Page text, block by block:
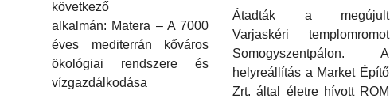
következő
alkalmán: Matera – A 7000
éves mediterrán kőváros
ökológiai rendszere és
vízgazdálkodása
Átadták a megújult
Varjaskéri templomromot
Somogyszentpálon. A
helyreállítás a Market Építő
Zrt. által életre hívott ROM